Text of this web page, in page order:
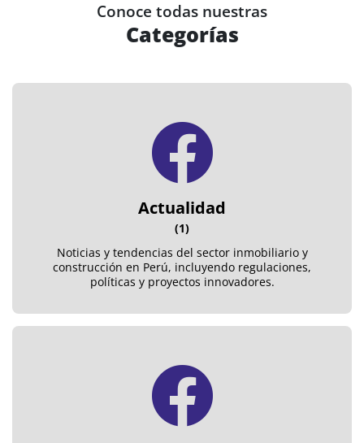
Conoce todas nuestras
Categorías
Actualidad
(1)
Noticias y tendencias del sector inmobiliario y
construcción en Perú, incluyendo regulaciones,
políticas y proyectos innovadores.